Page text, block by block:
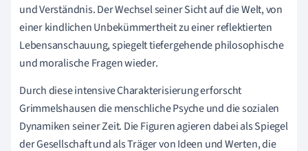
und Verständnis. Der Wechsel seiner Sicht auf die Welt, von
einer kindlichen Unbekümmertheit zu einer reflektierten
Lebensanschauung, spiegelt tiefergehende philosophische
und moralische Fragen wieder.
Durch diese intensive Charakterisierung erforscht
Grimmelshausen die menschliche Psyche und die sozialen
Dynamiken seiner Zeit. Die Figuren agieren dabei als Spiegel
der Gesellschaft und als Träger von Ideen und Werten, die